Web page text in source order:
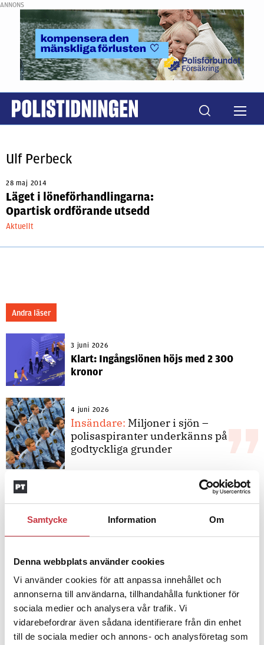
Samtycke Information Om
Denna webbplats använder cookies
Vi använder cookies för att anpassa innehållet och
annonserna till användarna, tillhandahålla funktioner för
sociala medier och analysera vår trafik. Vi
vidarebefordrar även sådana identifierare från din enhet
till de sociala medier och annons- och analysföretag som
ANNONS
Ulf Perbeck
28 maj 2014
Läget i löneförhandlingarna:
Opartisk ordförande utsedd
Aktuellt
Andra läser
3 juni 2026
Klart: Ingångslönen höjs med 2 300
kronor
4 juni 2026
Insändare: Miljoner i sjön –
polisaspiranter underkänns på
godtyckliga grunder
Jens Mårtensson:Snart 20 år i tjänst
– nu ska han lära sig grunderna
4 juni 2026
Polisregionen erkänner fel: ”Kommer
att rättas till”